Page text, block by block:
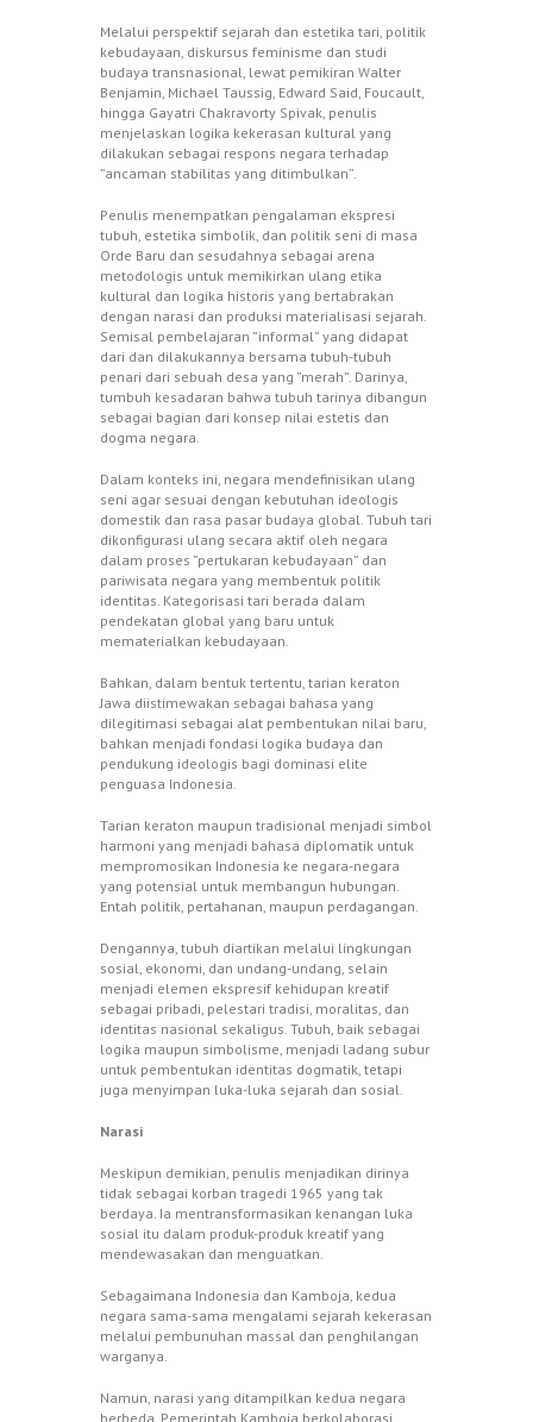
Melalui perspektif sejarah dan estetika tari, politik
kebudayaan, diskursus feminisme dan studi
budaya transnasional, lewat pemikiran Walter
Benjamin, Michael Taussig, Edward Said, Foucault,
hingga Gayatri Chakravorty Spivak, penulis
menjelaskan logika kekerasan kultural yang
dilakukan sebagai respons negara terhadap
”ancaman stabilitas yang ditimbulkan”.
Penulis menempatkan pengalaman ekspresi
tubuh, estetika simbolik, dan politik seni di masa
Orde Baru dan sesudahnya sebagai arena
metodologis untuk memikirkan ulang etika
kultural dan logika historis yang bertabrakan
dengan narasi dan produksi materialisasi sejarah.
Semisal pembelajaran ”informal” yang didapat
dari dan dilakukannya bersama tubuh-tubuh
penari dari sebuah desa yang ”merah”. Darinya,
tumbuh kesadaran bahwa tubuh tarinya dibangun
sebagai bagian dari konsep nilai estetis dan
dogma negara.
Dalam konteks ini, negara mendefinisikan ulang
seni agar sesuai dengan kebutuhan ideologis
domestik dan rasa pasar budaya global. Tubuh tari
dikonfigurasi ulang secara aktif oleh negara
dalam proses ”pertukaran kebudayaan” dan
pariwisata negara yang membentuk politik
identitas. Kategorisasi tari berada dalam
pendekatan global yang baru untuk
mematerialkan kebudayaan.
Bahkan, dalam bentuk tertentu, tarian keraton
Jawa diistimewakan sebagai bahasa yang
dilegitimasi sebagai alat pembentukan nilai baru,
bahkan menjadi fondasi logika budaya dan
pendukung ideologis bagi dominasi elite
penguasa Indonesia.
Tarian keraton maupun tradisional menjadi simbol
harmoni yang menjadi bahasa diplomatik untuk
mempromosikan Indonesia ke negara-negara
yang potensial untuk membangun hubungan.
Entah politik, pertahanan, maupun perdagangan.
Dengannya, tubuh diartikan melalui lingkungan
sosial, ekonomi, dan undang-undang, selain
menjadi elemen ekspresif kehidupan kreatif
sebagai pribadi, pelestari tradisi, moralitas, dan
identitas nasional sekaligus. Tubuh, baik sebagai
logika maupun simbolisme, menjadi ladang subur
untuk pembentukan identitas dogmatik, tetapi
juga menyimpan luka-luka sejarah dan sosial.
Narasi
Meskipun demikian, penulis menjadikan dirinya
tidak sebagai korban tragedi 1965 yang tak
berdaya. Ia mentransformasikan kenangan luka
sosial itu dalam produk-produk kreatif yang
mendewasakan dan menguatkan.
Sebagaimana Indonesia dan Kamboja, kedua
negara sama-sama mengalami sejarah kekerasan
melalui pembunuhan massal dan penghilangan
warganya.
Namun, narasi yang ditampilkan kedua negara
berbeda. Pemerintah Kamboja berkolaborasi